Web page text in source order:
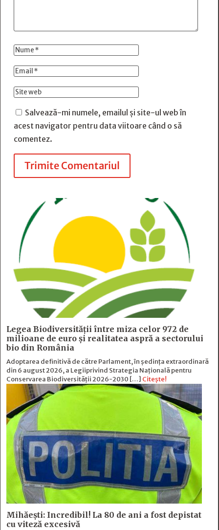
Salvează-mi numele, emailul și site-ul web în
acest navigator pentru data viitoare când o să
comentez.
Trimite Comentariul
Legea Biodiversității între miza celor 972 de
milioane de euro și realitatea aspră a sectorului
bio din România
Adoptarea definitivă de către Parlament, în ședința extraordinară
din 6 august 2026, a Legiiprivind Strategia Națională pentru
Conservarea Biodiversității 2026-2030 […] Citește!
Mihăești: Incredibil! La 80 de ani a fost depistat
cu viteză excesivă